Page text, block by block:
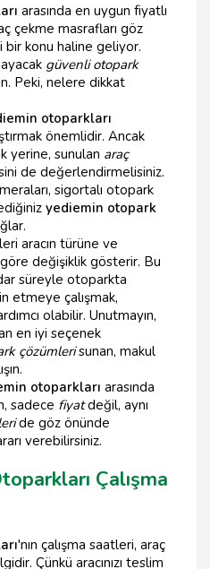
arasında en uygun fiyatlı
çekme masrafları göz
bir konu haline geliyor.
güvenli otopark
Peki, nelere dikkat
otoparkları
önemlidir. Ancak
yerine, sunulan araç
de değerlendirmelisiniz.
sigortalı otopark
yediemin otopark
aracın türüne ve
değişiklik gösterir. Bu
süreyle otoparkta
etmeye çalışmak,
olabilir. Unutmayın,
en iyi seçenek
çözümlerisunan, makul
otoparkları arasında
sadece fiyatdeğil, aynı
de göz önünde
verebilirsiniz.
Çalışma
'nın çalışma saatleri, araç
Çünkü aracınızı teslim